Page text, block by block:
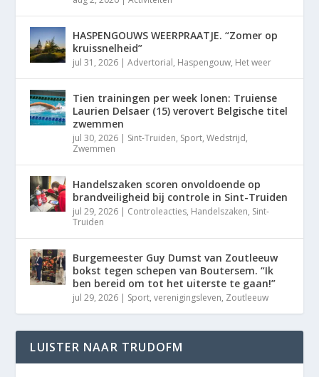
HASPENGOUWS WEERPRAATJE. “Zomer op
kruissnelheid”
jul 31, 2026 |Advertorial, Haspengouw, Het weer
Tien trainingen per week lonen: Truiense
Laurien Delsaer (15) verovert Belgische titel
zwemmen
jul 30, 2026 | Sint-Truiden, Sport,Wedstrijd,
Zwemmen
Handelszaken scoren onvoldoende op
brandveiligheid bij controle in Sint-Truiden
jul 29, 2026 | Controleacties, Handelszaken, Sint-
Truiden
Burgemeester Guy Dumst van Zoutleeuw
bokst tegen schepen van Boutersem. “Ik
ben bereid om tot het uiterste te gaan!”
jul 29, 2026 | Sport,verenigingsleven, Zoutleeuw
LUISTER NAAR TRUDOFM